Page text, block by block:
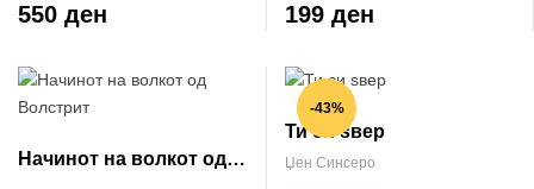
550 ден 199 ден
Начинот на волкот од
-43%
Ти си ѕвер
Џен Синсеро